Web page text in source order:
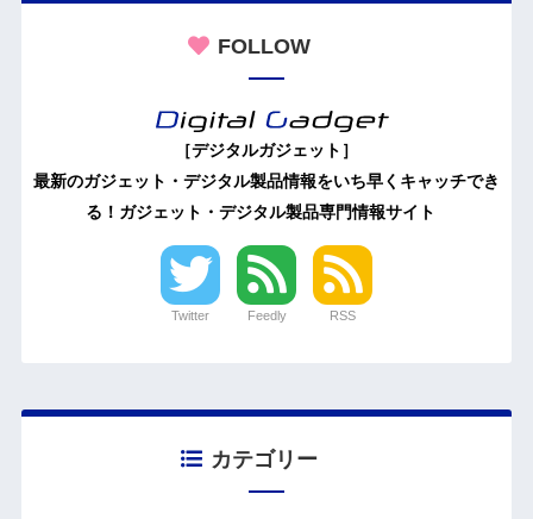
FOLLOW
［デジタルガジェット］
最新のガジェット・デジタル製品情報をいち早くキャッチでき
る！ガジェット・デジタル製品専門情報サイト
Twitter Feedly RSS
カテゴリー